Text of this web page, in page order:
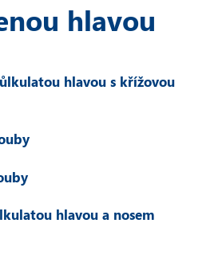
hlavou
hlavou s křížovou
hlavou a nosem